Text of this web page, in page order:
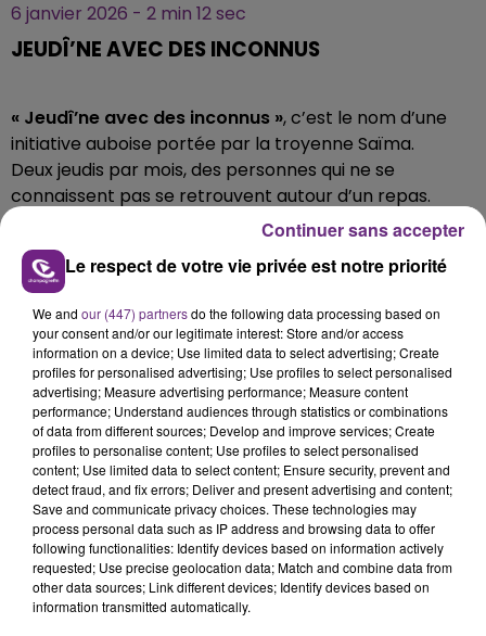
6 janvier 2026 - 2 min 12 sec
JEUDÎ’NE AVEC DES INCONNUS
« Jeudî’ne avec des inconnus », c’est le nom d’une
initiative auboise portée par la troyenne Saïma.
Deux jeudis par mois, des personnes qui ne se
connaissent pas se retrouvent autour d’un repas.
L’idée ? Créer du lien, provoquer de vraies rencontres
et surtout rompre la solitude à laquelle sont
confrontées bien des personnes ;
Pour que la magie opère, les participants sont
sélectionnés en amont selon leurs centre d’intérêt.
TITRES DIFFUSÉS
Le respect de votre vie privée est notre priorité
We and our (447) partnersdo the following data processing based on
your consent and/or our legitimate interest: Store and/or access
information on a device; Use limited data to select advertising; Create
profiles for personalised advertising; Use profiles to select personalised
advertising; Measure advertising performance; Measure content
performance; Understand audiences through statistics or combinations
of data from different sources; Develop and improve services; Create
profiles to personalise content; Use profiles to select personalised
content; Use limited data to select content; Ensure security, prevent and
detect fraud, and fix errors; Deliver and present advertising and content;
Save and communicate privacy choices. These technologies may
process personal data such as IP address and browsing data to offer
following functionalities: Identify devices based on information actively
requested; Use precise geolocation data; Match and combine data from
other data sources; Link different devices; Identify devices based on
information transmitted automatically.
Continuer sans accepter